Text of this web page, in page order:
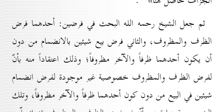
ثم جعل الشيخ رحمه الله البحث في فرضين: أحدهما فرض
الظرف والمظروف، والثاني فرض بيع شيئين بالانضمام من دون
أن يكون أحدهما ظرفاً والآخر مظروفاً؛ وذلك اعتقاداً منه بأنّ
لفرض الظرف والمظروف خصوصية غير موجودة لفرض انضمام
شيئين في البيع من دون كون أحدهما ظرفاً والآخر مظروفاً، وتلك